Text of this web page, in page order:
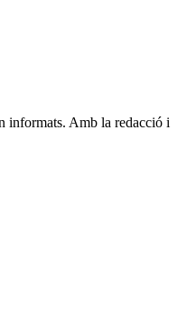
informats. Amb la redacció i